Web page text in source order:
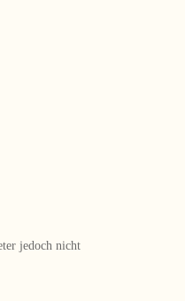
jedoch nicht